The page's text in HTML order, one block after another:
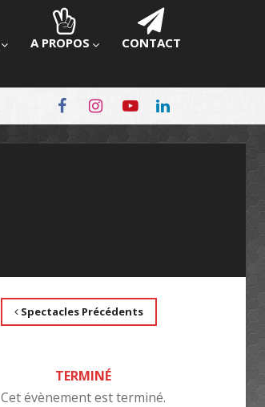
A PROPOS CONTACT
Spectacles Précédents
TERMINÉ
Cet évènement est terminé.